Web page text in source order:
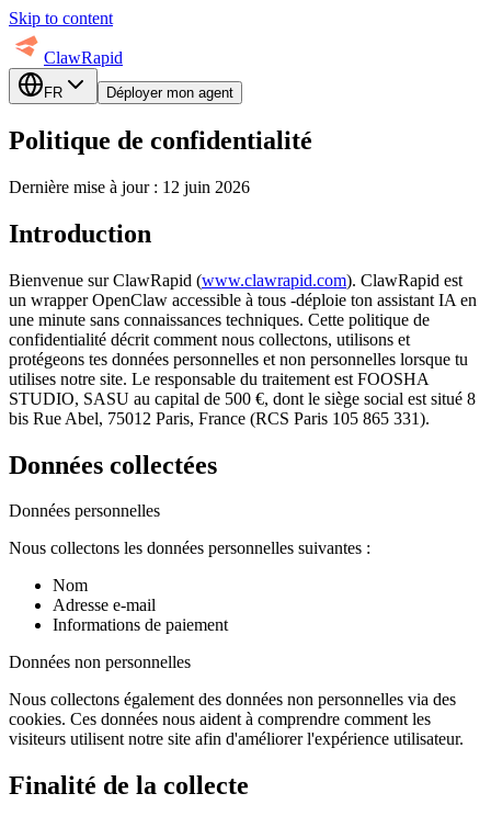
Skip to content
ClawRapid
FR Déployer mon agent
Politique de confidentialité
Dernière mise à jour : 12 juin 2026
Introduction
Bienvenue sur ClawRapid (www.clawrapid.com). ClawRapid est
un wrapper OpenClaw accessible à tous -déploie ton assistant IA en
une minute sans connaissances techniques. Cette politique de
confidentialité décrit comment nous collectons, utilisons et
protégeons tes données personnelles et non personnelles lorsque tu
utilises notre site. Le responsable du traitement est FOOSHA
STUDIO, SASU au capital de 500 €, dont le siège social est situé 8
bis Rue Abel, 75012 Paris, France (RCS Paris 105 865 331).
Données collectées
Données personnelles
Nous collectons les données personnelles suivantes :
Nom
Adresse e-mail
Informations de paiement
Données non personnelles
Nous collectons également des données non personnelles via des
cookies. Ces données nous aident à comprendre comment les
visiteurs utilisent notre site afin d'améliorer l'expérience utilisateur.
Finalité de la collecte